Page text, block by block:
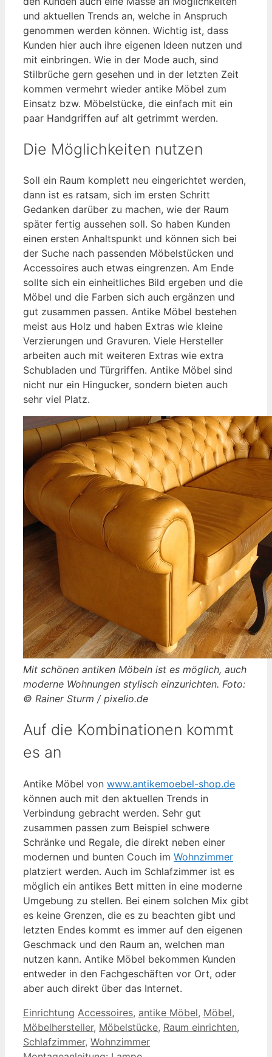
und aktuellen Trends an, welche in Anspruch
genommen werden können. Wichtig ist, dass
Kunden hier auch ihre eigenen Ideen nutzen und
mit einbringen. Wie in der Mode auch, sind
Stilbrüche gern gesehen und in der letzten Zeit
kommen vermehrt wieder antike Möbel zum
Einsatz bzw. Möbelstücke, die einfach mit ein
paar Handgriffen auf alt getrimmt werden.
Die Möglichkeiten nutzen
Soll ein Raum komplett neu eingerichtet werden,
dann ist es ratsam, sich im ersten Schritt
Gedanken darüber zu machen, wie der Raum
später fertig aussehen soll. So haben Kunden
einen ersten Anhaltspunkt und können sich bei
der Suche nach passenden Möbelstücken und
Accessoires auch etwas eingrenzen. Am Ende
sollte sich ein einheitliches Bild ergeben und die
Möbel und die Farben sich auch ergänzen und
gut zusammen passen. Antike Möbel bestehen
meist aus Holz und haben Extras wie kleine
Verzierungen und Gravuren. Viele Hersteller
arbeiten auch mit weiteren Extras wie extra
Schubladen und Türgriffen. Antike Möbel sind
nicht nur ein Hingucker, sondern bieten auch
sehr viel Platz.
Mit schönen antiken Möbeln ist es möglich, auch
moderne Wohnungen stylisch einzurichten. Foto:
© Rainer Sturm / pixelio.de
Auf die Kombinationen kommt
es an
Antike Möbel von www.antikemoebel-shop.de
können auch mit den aktuellen Trends in
Verbindung gebracht werden. Sehr gut
zusammen passen zum Beispiel schwere
Schränke und Regale, die direkt neben einer
modernen und bunten Couch im Wohnzimmer
platziert werden. Auch im Schlafzimmer ist es
möglich ein antikes Bett mitten in eine moderne
Umgebung zu stellen. Bei einem solchen Mix gibt
es keine Grenzen, die es zu beachten gibt und
letzten Endes kommt es immer auf den eigenen
Geschmack und den Raum an, welchen man
nutzen kann. Antike Möbel bekommen Kunden
entweder in den Fachgeschäften vor Ort, oder
aber auch direkt über das Internet.
Kategorien
Einrichtung Schlagwörter
Accessoires, antike Möbel, Möbel,
Möbelhersteller, Möbelstücke, Raum einrichten,
Schlafzimmer, Wohnzimmer